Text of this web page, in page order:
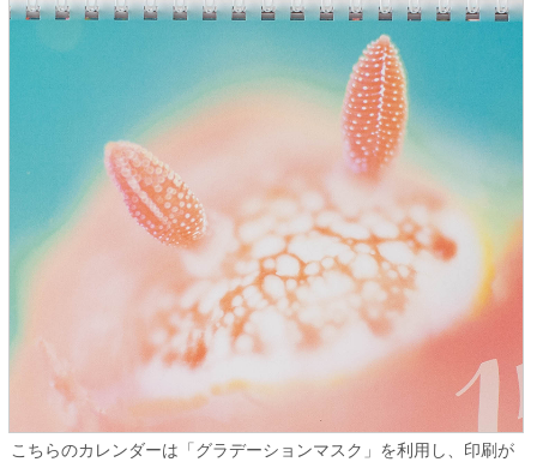
こちらのカレンダーは「グラデーションマスク」を利用し、印刷が